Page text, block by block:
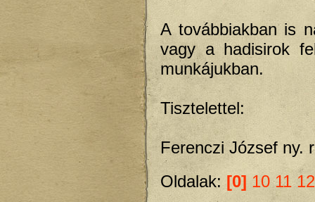
A továbbiakban is
vagy a hadisirok
munkájukban.
Tisztelettel:
Ferenczi József ny.
Oldalak: [0] 10 11 12